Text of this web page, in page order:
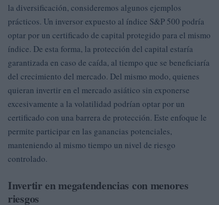
la diversificación, consideremos algunos ejemplos
prácticos. Un inversor expuesto al índice S&P 500 podría
optar por un certificado de capital protegido para el mismo
índice. De esta forma, la protección del capital estaría
garantizada en caso de caída, al tiempo que se beneficiaría
del crecimiento del mercado. Del mismo modo, quienes
quieran invertir en el mercado asiático sin exponerse
excesivamente a la volatilidad podrían optar por un
certificado con una barrera de protección. Este enfoque le
permite participar en las ganancias potenciales,
manteniendo al mismo tiempo un nivel de riesgo
controlado.
Invertir en megatendencias con menores
riesgos